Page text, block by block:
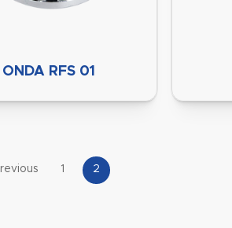
ONDA RFS 01
1 2